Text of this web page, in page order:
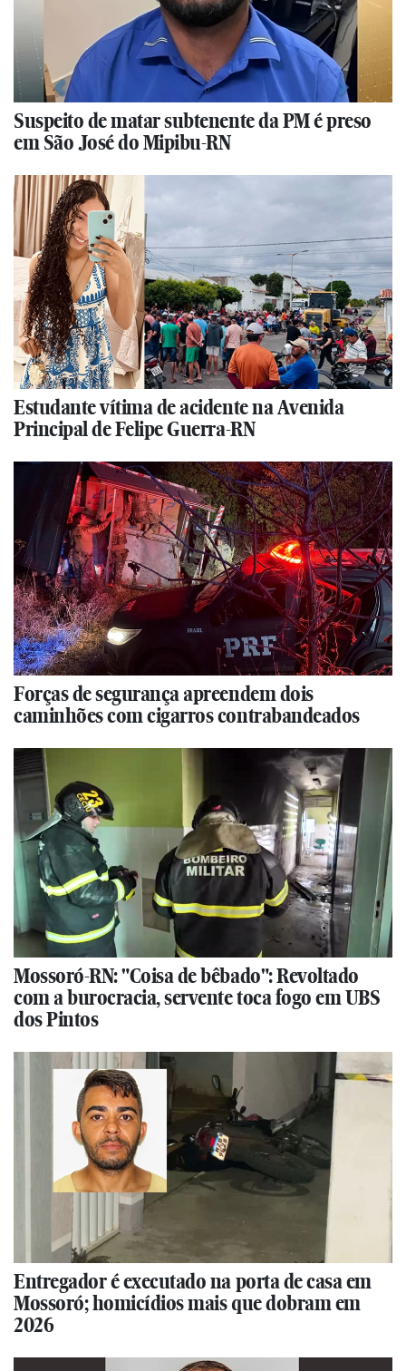
Suspeito de matar subtenente da PM é preso
em São José do Mipibu-RN
Estudante vítima de acidente na Avenida
Principal de Felipe Guerra-RN
Forças de segurança apreendem dois
caminhões com cigarros contrabandeados
Mossoró-RN: "Coisa de bêbado": Revoltado
com a burocracia, servente toca fogo em UBS
dos Pintos
Entregador é executado na porta de casa em
Mossoró; homicídios mais que dobram em
2026